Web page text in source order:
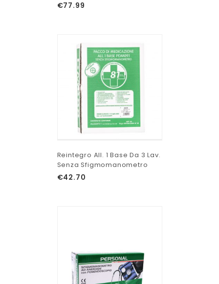
€77.99
Reintegro All. 1 Base Da 3 Lav.
Senza Sfigmomanometro
€42.70